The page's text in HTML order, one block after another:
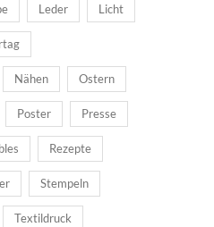
Leder Licht
Nähen Ostern
Poster Presse
Rezepte
Stempeln
Textildruck